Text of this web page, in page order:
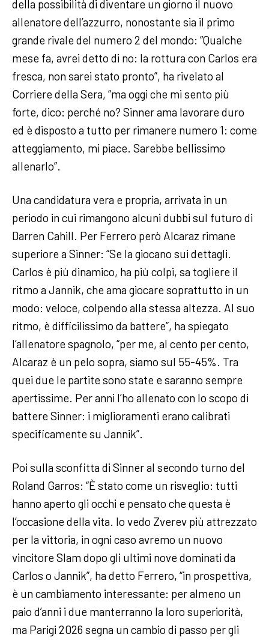
della possibilità di diventare un giorno il nuovo
allenatore dell’azzurro, nonostante sia il primo
grande rivale del numero 2 del mondo: “Qualche
mese fa, avrei detto di no: la rottura con Carlos era
fresca, non sarei stato pronto”, ha rivelato al
Corriere della Sera, “ma oggi che mi sento più
forte, dico: perché no? Sinner ama lavorare duro
ed è disposto a tutto per rimanere numero 1: come
atteggiamento, mi piace. Sarebbe bellissimo
allenarlo”.
Una candidatura vera e propria, arrivata in un
periodo in cui rimangono alcuni dubbi sul futuro di
Darren Cahill. Per Ferrero però Alcaraz rimane
superiore a Sinner: “Se la giocano sui dettagli.
Carlos è più dinamico, ha più colpi, sa togliere il
ritmo a Jannik, che ama giocare soprattutto in un
modo: veloce, colpendo alla stessa altezza. Al suo
ritmo, è difficilissimo da battere”, ha spiegato
l’allenatore spagnolo, “per me, al cento per cento,
Alcaraz è un pelo sopra, siamo sul 55-45%. Tra
quei due le partite sono state e saranno sempre
apertissime. Per anni l’ho allenato con lo scopo di
battere Sinner: i miglioramenti erano calibrati
specificamente su Jannik”.
Poi sulla sconfitta di Sinner al secondo turno del
Roland Garros: “È stato come un risveglio: tutti
hanno aperto gli occhi e pensato che questa è
l’occasione della vita. Io vedo Zverev più attrezzato
per la vittoria, in ogni caso avremo un nuovo
vincitore Slam dopo gli ultimi nove dominati da
Carlos o Jannik”, ha detto Ferrero, “in prospettiva,
è un cambiamento interessante: per almeno un
paio d’anni i due manterranno la loro superiorità,
ma Parigi 2026 segna un cambio di passo per gli